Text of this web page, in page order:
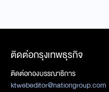
ติดต่อกรุงเทพธุรกิจ
ติดต่อกองบรรณาธิการ
ktwebeditor@nationgroup.com